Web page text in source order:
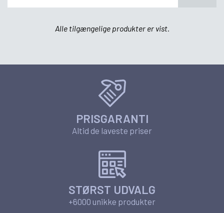
Alle tilgængelige produkter er vist.
PRISGARANTI
Altid de laveste priser
STØRST UDVALG
+6000 unikke produkter